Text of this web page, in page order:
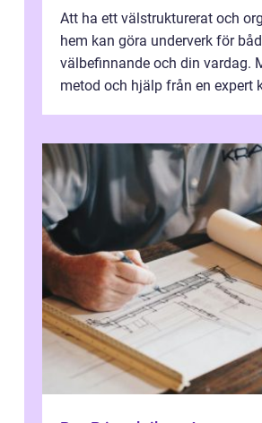
Att ha ett välstrukturerat och
hem kan göra underverk för
välbefinnande och din vardag.
metod och hjälp från en expert